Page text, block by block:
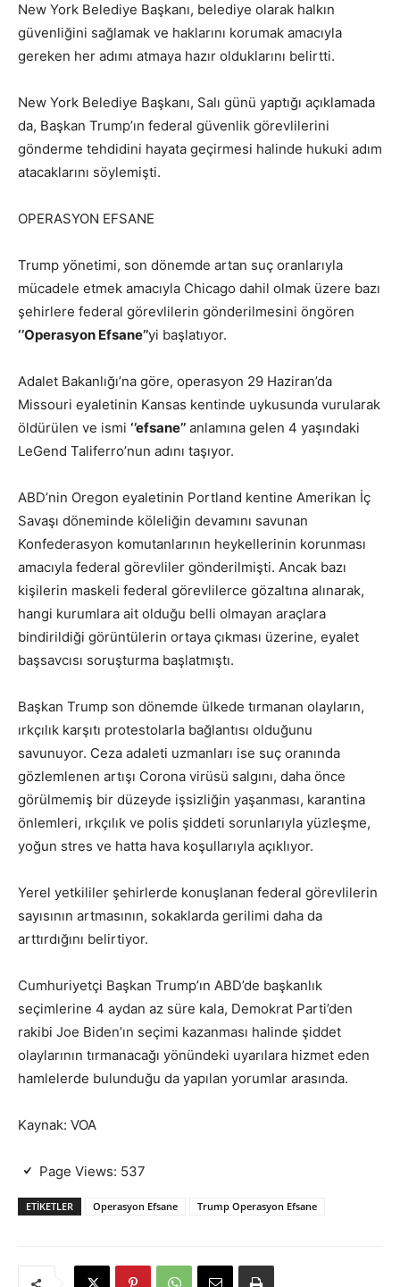
New York Belediye Başkanı, belediye olarak halkın
güvenliğini sağlamak ve haklarını korumak amacıyla
gereken her adımı atmaya hazır olduklarını belirtti.
New York Belediye Başkanı, Salı günü yaptığı açıklamada
da, Başkan Trump’ın federal güvenlik görevlilerini
gönderme tehdidini hayata geçirmesi halinde hukuki adım
atacaklarını söylemişti.
OPERASYON EFSANE
Trump yönetimi, son dönemde artan suç oranlarıyla
mücadele etmek amacıyla Chicago dahil olmak üzere bazı
şehirlere federal görevlilerin gönderilmesini öngören
‘’Operasyon Efsane’’yi başlatıyor.
Adalet Bakanlığı’na göre, operasyon 29 Haziran’da
Missouri eyaletinin Kansas kentinde uykusunda vurularak
öldürülen ve ismi ‘’efsane’’ anlamına gelen 4 yaşındaki
LeGend Taliferro’nun adını taşıyor.
ABD’nin Oregon eyaletinin Portland kentine Amerikan İç
Savaşı döneminde köleliğin devamını savunan
Konfederasyon komutanlarının heykellerinin korunması
amacıyla federal görevliler gönderilmişti. Ancak bazı
kişilerin maskeli federal görevlilerce gözaltına alınarak,
hangi kurumlara ait olduğu belli olmayan araçlara
bindirildiği görüntülerin ortaya çıkması üzerine, eyalet
başsavcısı soruşturma başlatmıştı.
Başkan Trump son dönemde ülkede tırmanan olayların,
ırkçılık karşıtı protestolarla bağlantısı olduğunu
savunuyor. Ceza adaleti uzmanları ise suç oranında
gözlemlenen artışı Corona virüsü salgını, daha önce
görülmemiş bir düzeyde işsizliğin yaşanması, karantina
önlemleri, ırkçılık ve polis şiddeti sorunlarıyla yüzleşme,
yoğun stres ve hatta hava koşullarıyla açıklıyor.
Yerel yetkililer şehirlerde konuşlanan federal görevlilerin
sayısının artmasının, sokaklarda gerilimi daha da
arttırdığını belirtiyor.
Cumhuriyetçi Başkan Trump’ın ABD’de başkanlık
seçimlerine 4 aydan az süre kala, Demokrat Parti’den
rakibi Joe Biden’ın seçimi kazanması halinde şiddet
olaylarının tırmanacağı yönündeki uyarılara hizmet eden
hamlelerde bulunduğu da yapılan yorumlar arasında.
Kaynak: VOA
Page Views: 537
ETIKETLER Operasyon Efsane Trump Operasyon Efsane